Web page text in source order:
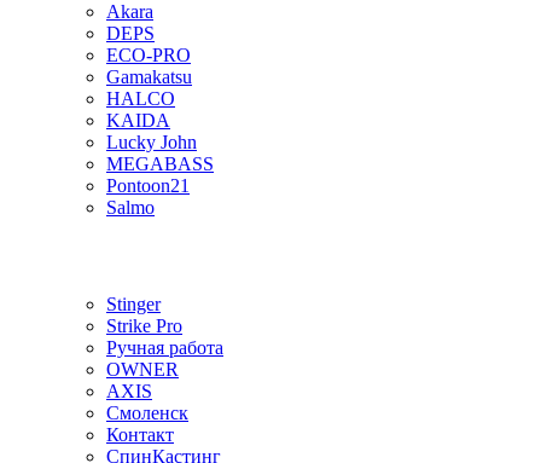
Akara
DEPS
ECO-PRO
Gamakatsu
HALCO
KAIDA
Lucky John
MEGABASS
Pontoon21
Salmo
Stinger
Strike Pro
Ручная работа
OWNER
AXIS
Смоленск
Контакт
СпинКастинг